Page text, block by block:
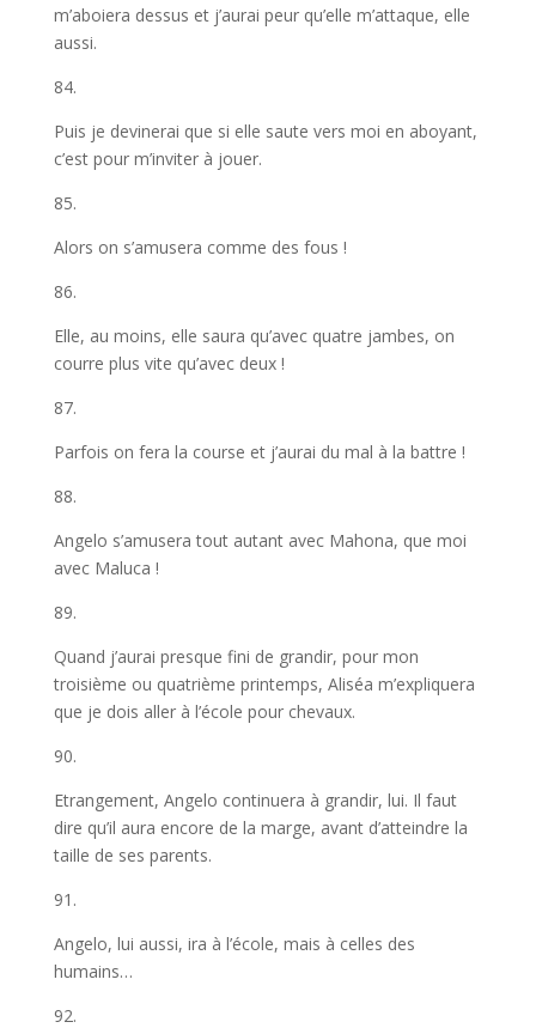
m’aboiera dessus et j’aurai peur qu’elle m’attaque, elle
aussi.
84.
Puis je devinerai que si elle saute vers moi en aboyant,
c’est pour m’inviter à jouer.
85.
Alors on s’amusera comme des fous !
86.
Elle, au moins, elle saura qu’avec quatre jambes, on
courre plus vite qu’avec deux !
87.
Parfois on fera la course et j’aurai du mal à la battre !
88.
Angelo s’amusera tout autant avec Mahona, que moi
avec Maluca !
89.
Quand j’aurai presque fini de grandir, pour mon
troisième ou quatrième printemps, Aliséa m’expliquera
que je dois aller à l’école pour chevaux.
90.
Etrangement, Angelo continuera à grandir, lui. Il faut
dire qu’il aura encore de la marge, avant d’atteindre la
taille de ses parents.
91.
Angelo, lui aussi, ira à l’école, mais à celles des
humains…
92.